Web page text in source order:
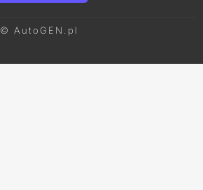
© AutoGEN.pl